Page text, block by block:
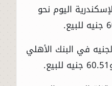
اليوم نحو
في البنك الأهلي